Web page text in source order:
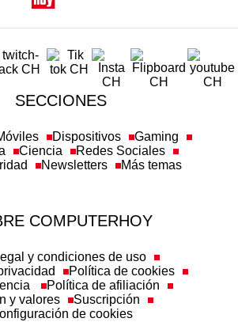
SECCIONES
Móviles Dispositivos
y condiciones de uso
y valores
Suscripción
de cookies